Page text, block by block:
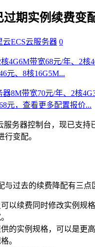
过期实例续费变
云ECS云服务器 0
4G6M带宽68元/年、2核
元、8核16G5M...
器8M带宽70元/年、2核
元，查看更多配置报价...
服务器控制台，现已支持
行变配。
与过去的续费降配有三点
以续费同时修改实例规
的实例规格，可以是更
。